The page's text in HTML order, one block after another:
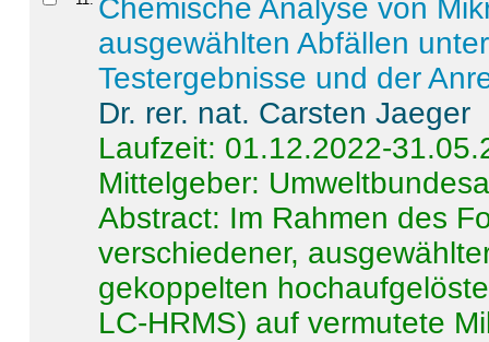
Chemische Analyse von
ausgewählten Abfällen
Testergebnisse und der
Dr. rer. nat. Carsten Jaeger
Laufzeit: 01.12.2022-
Mittelgeber:
Abstract: Im Rahmen des
verschiedener,
gekoppelten
LC-HRMS) auf vermutete